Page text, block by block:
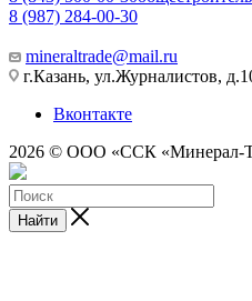
8 (987) 284-00-30
mineraltrade@mail.ru
г.Казань, ул.Журналистов,
Вконтакте
2026 © ООО «ССК «Минерал-
Найти